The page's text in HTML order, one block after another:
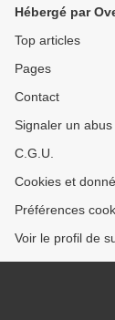
Hébergé par
Top articles
Pages
Contact
Signaler un abus
C.G.U.
Cookies et
Préférences
Voir le profil de